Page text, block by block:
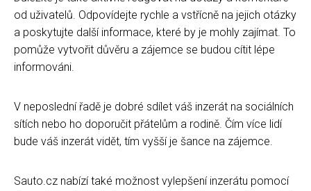
od uživatelů. Odpovídejte rychle a vstřícně na jejich otázky
a poskytujte další informace, které by je mohly zajímat. To
pomůže vytvořit důvěru a zájemce se budou cítit lépe
informováni.
V neposlední řadě je dobré sdílet váš inzerát na sociálních
sítích nebo ho doporučit přátelům a rodině. Čím více lidí
bude váš inzerát vidět, tím vyšší je šance na zájemce.
Sauto.cz nabízí také možnost vylepšení inzerátu pomocí